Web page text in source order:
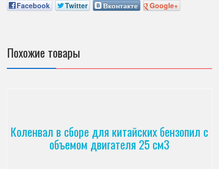
Facebook Twitter Вконтакте Google+
Похожие товары
Коленвал в сборе для китайских бензопил с
объемом двигателя 25 см3